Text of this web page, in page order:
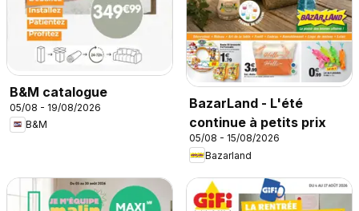
B&M catalogue
05/08 - 19/08/2026
B&M
BazarLand - L'été
continue à petits prix
05/08 - 15/08/2026
Bazarland